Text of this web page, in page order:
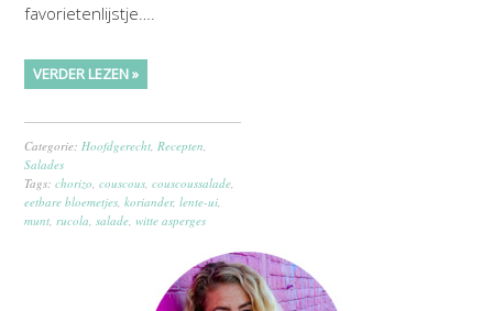
favorietenlijstje….
VERDER LEZEN »
Categorie: Hoofdgerecht Recepten
Salades
Tags:chorizo ,couscous ,couscoussalade
eetbare bloemetjes ,koriander,lente-ui
munt rucola ,salade ,witte asperges